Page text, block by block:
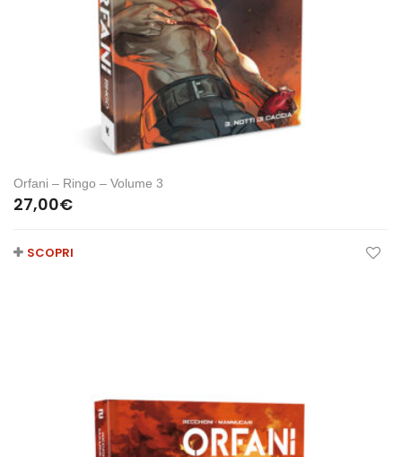
Orfani – Ringo – Volume 3
27,00€
SCOPRI